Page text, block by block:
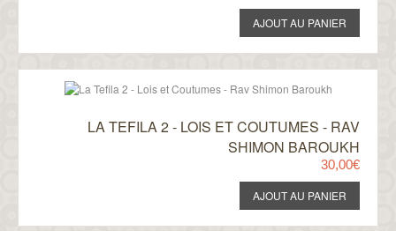
LA TEFILA 2 - LOIS ET COUTUMES - RAV
SHIMON BAROUKH
30,00€